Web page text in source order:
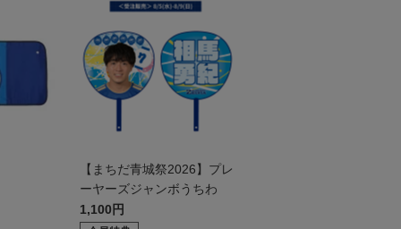
【まちだ青城祭2026】プレ
ーヤーズジャンボうちわ
1,100円